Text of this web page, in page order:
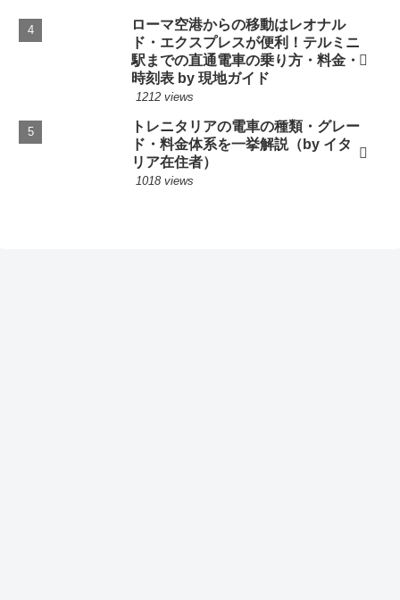
ローマ空港からの移動はレオナル
ド・エクスプレスが便利！テルミニ
駅までの直通電車の乗り方・料金・
時刻表 by 現地ガイド
1212 views
トレニタリアの電車の種類・グレー
ド・料金体系を一挙解説（by イタ
リア在住者）
1018 views